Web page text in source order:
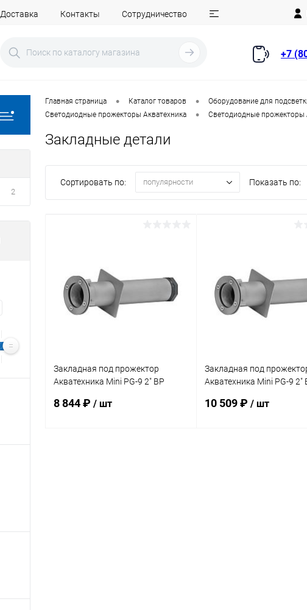
Доставка Контакты Сотрудничество
+7
2
Главная страница • Каталог товаров • Оборудование для
Светодиодные прожекторы Акватехника • Светодиодные прожекторы
Закладные детали
Сортировать по: популярности Показать по:
Закладная под прожектор
Акватехника Mini PG-9 2" ВР
8 844 ₽ / шт
Закладная под
Акватехника Mini PG-9 2"
10 509 ₽ / шт